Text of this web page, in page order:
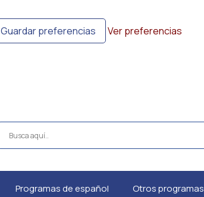
Guardar preferencias
Ver preferencias
Programas de español Otros programas